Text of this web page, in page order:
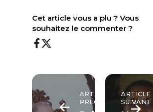
Cet article vous a plu ? Vous
souhaitez le commenter ?
ARTICLE
PRÉCÉDENT
ARTICLE
SUIVANT